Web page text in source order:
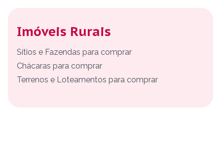
Imóveis Rurais
Sítios e Fazendas para comprar
Chácaras para comprar
Terrenos e Loteamentos para comprar